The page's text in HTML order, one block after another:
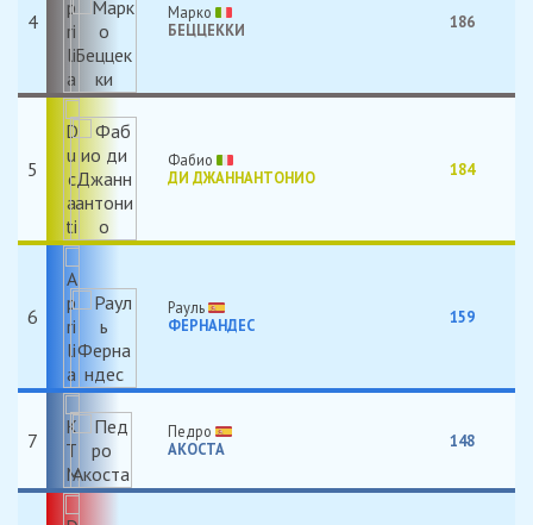
4
Марко
БЕЦЦЕККИ
186
5
Фабио
ДИ ДЖАННАНТОНИО
184
6
Рауль
ФЕРНАНДЕС
159
7
Педро
АКОСТА
148